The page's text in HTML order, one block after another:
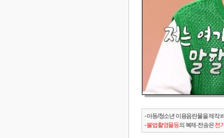
- 아동/청소년 이용음란물을 제작.
-불법촬영물등의 복제·전송은전